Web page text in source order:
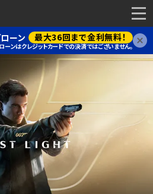
ーン 最大36回まで金利無料！
ーンはクレジットカードでの決済ではございません。